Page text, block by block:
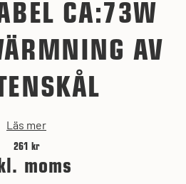
CA:73W
AV
Läs mer
261 kr
moms